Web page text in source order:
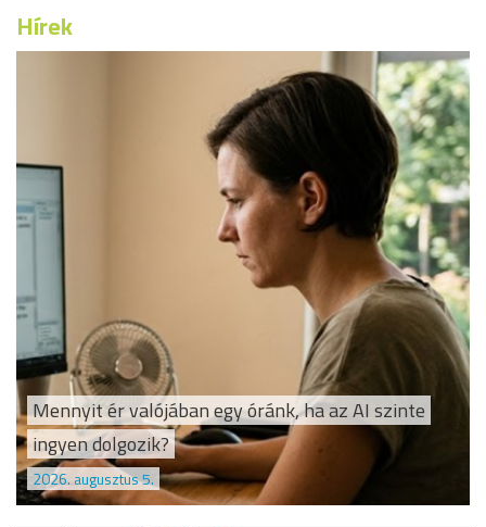
Hírek
Mennyit ér valójában egy óránk, ha az AI szinte
ingyen dolgozik?
2026. augusztus 5.